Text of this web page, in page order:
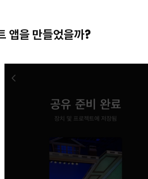
앱을 만들었을까?